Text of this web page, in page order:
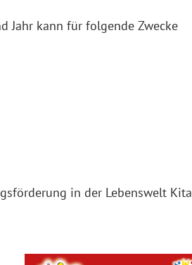
Jahr kann für folgende Zwecke
in der Lebenswelt Kita